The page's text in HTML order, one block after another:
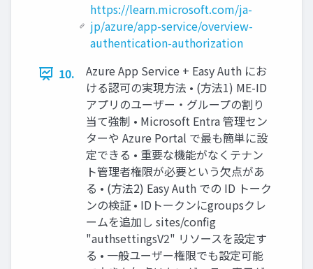
https://learn.microsoft.com/ja-
jp/azure/app-service/overview-
authentication-authorization
10.
Azure App Service + Easy Auth にお
ける認可の実現方法 • (方法1) ME-ID
アプリのユーザー・グループの割り
当て強制 • Microsoft Entra 管理セン
ターや Azure Portal で最も簡単に設
定できる • 重要な機能がなくテナン
ト管理者権限が必要という欠点があ
る • (方法2) Easy Auth での ID トーク
ンの検証 • IDトークンにgroupsクレ
ームを追加し sites/config
"authsettingsV2" リソースを設定す
る • 一般ユーザー権限でも設定可能